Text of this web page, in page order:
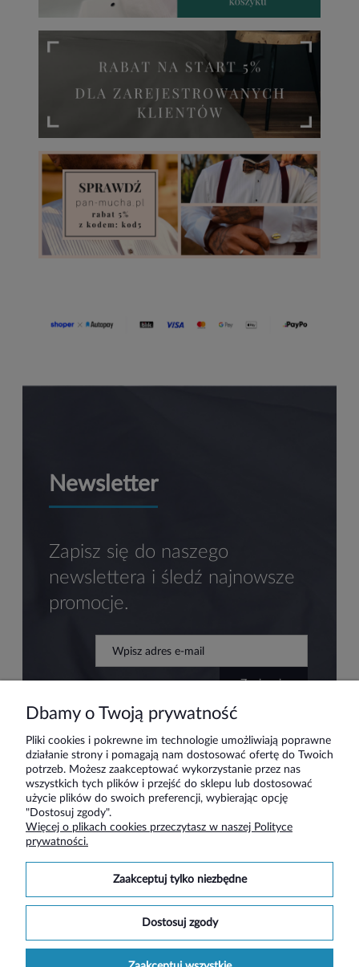
Newsletter
Zapisz się do naszego
newslettera i śledź najnowsze
promocje.
zapisz się
Pomoc
O nas
Dbamy o Twoją prywatność
Pliki cookies i pokrewne im technologie umożliwiają poprawne
działanie strony i pomagają nam dostosować ofertę do Twoich
potrzeb. Możesz zaakceptować wykorzystanie przez nas
wszystkich tych plików i przejść do sklepu lub dostosować
użycie plików do swoich preferencji, wybierając opcję
"Dostosuj zgody".
Więcej o plikach cookies przeczytasz w naszej Polityce
prywatności.
zaakceptuj tylko niezbędne
dostosuj zgody